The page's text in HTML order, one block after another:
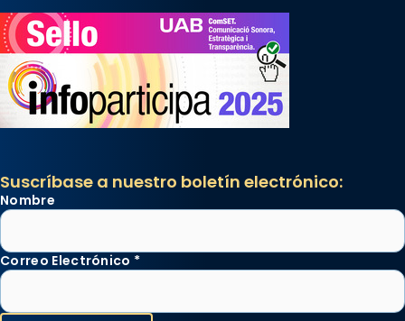
Suscríbase a nuestro boletín electrónico:
Nombre
Correo Electrónico *